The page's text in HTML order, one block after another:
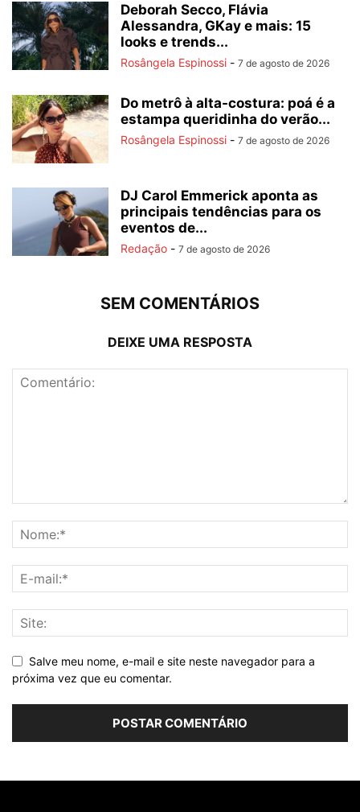
Deborah Secco, Flávia
Alessandra, GKay e mais: 15
looks e trends...
Rosângela Espinossi - 7 de agosto de 2026
Do metrô à alta-costura: poá é a
estampa queridinha do verão...
Rosângela Espinossi - 7 de agosto de 2026
DJ Carol Emmerick aponta as
principais tendências para os
eventos de...
Redação - 7 de agosto de 2026
SEM COMENTÁRIOS
DEIXE UMA RESPOSTA
Salve meu nome, e-mail e site neste navegador para a
próxima vez que eu comentar.